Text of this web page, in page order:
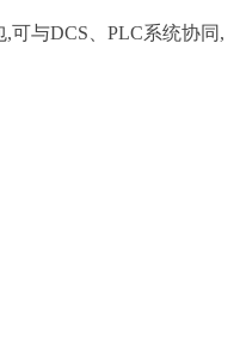
与DCS、PLC系统协同,